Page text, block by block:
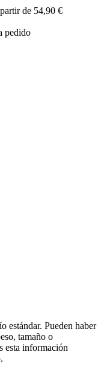
de 54,90 €
pedido
estándar. Pueden haber
tamaño o
esta información